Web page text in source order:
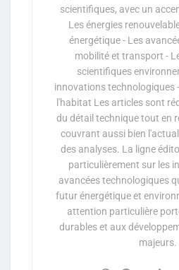
scientifiques, avec un
Les énergies
énergétique - Les
mobilité et transport -
scientifiques
innovations technologiques
l'habitat Les articles sont
du détail technique tout en
couvrant aussi bien
des analyses. La ligne
particulièrement sur les
avancées technologiques
futur énergétique et
attention particulière
durables et aux
majeurs.